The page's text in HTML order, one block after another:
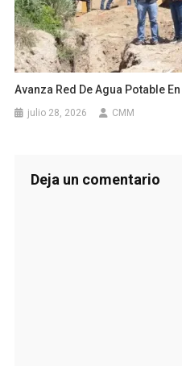
Avanza Red De Agua Potable En
julio 28, 2026 CMM
Deja un comentario